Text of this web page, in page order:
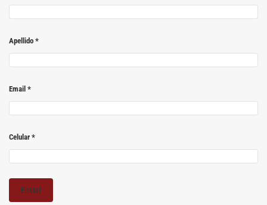
Apellido *
Email *
Celular *